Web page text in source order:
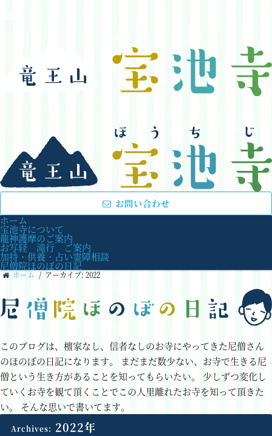
お問い合わせ
ホーム
宝池寺について
龍神護摩のご案内
お写経 滝行 ご案内
加持・供養・占い霊障相談
尼僧院ほのぼの日記
ホーム / アーカイブ: 2022
このブログは、檀家なし、信者なしのお寺にやってきた尼僧さん
のほのぼの日記になります。 まだまだ数少ない、お寺で生きる尼
僧という生き方があることを知ってもらいたい。
少しずつ変化し
ていくお寺を観て頂くことでこの人里離れたお寺を知って頂きた
い。 そんな思いで書いてます。
Archives: 2022年